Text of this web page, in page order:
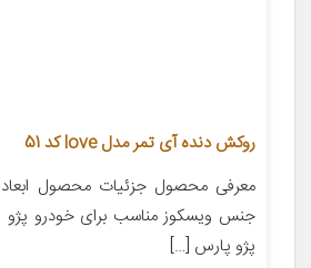
روکش دنده آی تمر مدل love کد 51
پژو پارس […]